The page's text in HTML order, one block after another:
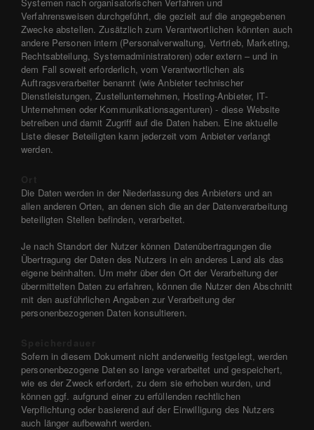
Verfahrensweisen durchgeführt, die gezielt auf die angegebenen
Zwecke abstellen. Zusätzlich zum Verantwortlichen könnten auch
andere Personen intern (Personalverwaltung, Vertrieb, Marketing,
Rechtsabteilung, Systemadministratoren) oder extern – und in
dem Fall soweit erforderlich, vom Verantwortlichen als
Auftragsverarbeiter benannt (wie Anbieter technischer
Dienstleistungen, Zustellunternehmen, Hosting-Anbieter, IT-
Unternehmen oder Kommunikationsagenturen) - diese Website
betreiben und damit Zugriff auf die Daten haben. Eine aktuelle
Liste dieser Beteiligten kann jederzeit vom Anbieter verlangt
werden.
Die Daten werden in der Niederlassung des Anbieters und an
allen anderen Orten, an denen sich die an der Datenverarbeitung
beteiligten Stellen befinden, verarbeitet.
Je nach Standort der Nutzer können Datenübertragungen die
Übertragung der Daten des Nutzers in ein anderes Land als das
eigene beinhalten. Um mehr über den Ort der Verarbeitung der
übermittelten Daten zu erfahren, können die Nutzer den Abschnitt
mit den ausführlichen Angaben zur Verarbeitung der
personenbezogenen Daten konsultieren.
Sofern in diesem Dokument nicht anderweitig festgelegt, werden
personenbezogene Daten so lange verarbeitet und gespeichert,
wie es der Zweck erfordert, zu dem sie erhoben wurden, und
können ggf. aufgrund einer zu erfüllenden rechtlichen
Verpflichtung oder basierend auf der Einwilligung des Nutzers
auch länger aufbewahrt werden.